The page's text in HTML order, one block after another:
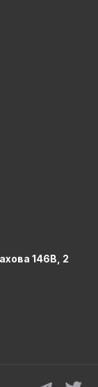
146В, 2